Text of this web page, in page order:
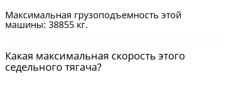
Максимальная грузоподъемность этой
машины: 38855 кг.
Какая максимальная скорость этого
седельного тягача?